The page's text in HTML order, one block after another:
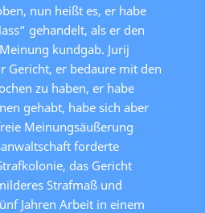
nun heißt es, er habe
gehandelt, als er den
kundgab. Jurij
Gericht, er bedaure mit den
zu haben, er habe
gehabt, habe sich aber
Meinungsäußerung
forderte
das Gericht
Strafmaß und
Jahren Arbeit in einem